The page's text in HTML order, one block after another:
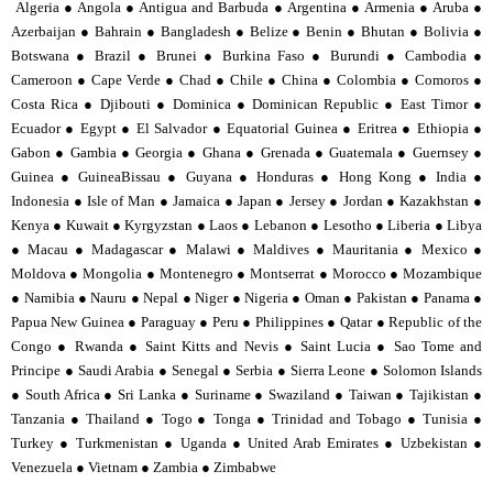
Algeria ● Angola ● Antigua and Barbuda ● Argentina ● Armenia ● Aruba ●
Azerbaijan ● Bahrain ● Bangladesh ● Belize ● Benin ● Bhutan ● Bolivia ●
Botswana ● Brazil ● Brunei ● Burkina Faso ● Burundi ● Cambodia ●
Cameroon ● Cape Verde ● Chad ● Chile ● China ● Colombia ● Comoros ●
Costa Rica ● Djibouti ● Dominica ● Dominican Republic ● East Timor ●
Ecuador ● Egypt ● El Salvador ● Equatorial Guinea ● Eritrea ● Ethiopia ●
Gabon ● Gambia ● Georgia ● Ghana ● Grenada ● Guatemala ● Guernsey ●
Guinea ● GuineaBissau ● Guyana ● Honduras ● Hong Kong ● India ●
Indonesia ● Isle of Man ● Jamaica ● Japan ● Jersey ● Jordan ● Kazakhstan ●
Kenya ● Kuwait ● Kyrgyzstan ● Laos ● Lebanon ● Lesotho ● Liberia ● Libya
● Macau ● Madagascar ● Malawi ● Maldives ● Mauritania ● Mexico ●
Moldova ● Mongolia ● Montenegro ● Montserrat ● Morocco ● Mozambique
● Namibia ● Nauru ● Nepal ● Niger ● Nigeria ● Oman ● Pakistan ● Panama ●
Papua New Guinea ● Paraguay ● Peru ● Philippines ● Qatar ● Republic of the
Congo ● Rwanda ● Saint Kitts and Nevis ● Saint Lucia ● Sao Tome and
Principe ● Saudi Arabia ● Senegal ● Serbia ● Sierra Leone ● Solomon Islands
● South Africa ● Sri Lanka ● Suriname ● Swaziland ● Taiwan ● Tajikistan ●
Tanzania ● Thailand ● Togo ● Tonga ● Trinidad and Tobago ● Tunisia ●
Turkey ● Turkmenistan ● Uganda ● United Arab Emirates ● Uzbekistan ●
Venezuela ● Vietnam ● Zambia ● Zimbabwe